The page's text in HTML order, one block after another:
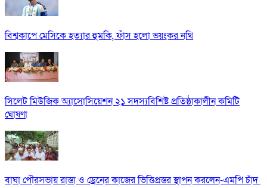
বিশ্বকাপে মেসিকে হত্যার হুমকি, ফাঁস হলো ভয়ংকর নথি
সিলেট মিউজিক অ্যাসোসিয়েশন ২১ সদস্যবিশিষ্ট প্রতিষ্ঠাকালীন কমিটি
ঘোষণা
বাঘা পৌরসভায় রাস্তা ও ড্রেনের কাজের ভিত্তিপ্রস্তর স্থাপন করলেন-এমপি চাঁদ